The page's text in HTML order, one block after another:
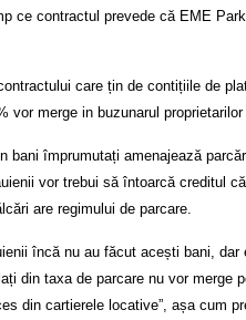
ce contractul prevede că EME
care țin de contițiile de
vor merge in buzunarul
împrumutați amenajează
vor trebui să întoarcă creditul
are regimului de parcare.
încă nu au făcut acești bani, dar
din taxa de parcare nu vor merge
din cartierele locative”, așa cum